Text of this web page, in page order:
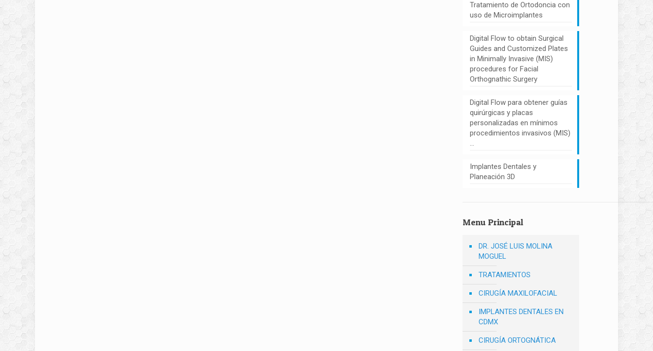
Tratamiento de Ortodoncia con
uso de Microimplantes
Digital Flow to obtain Surgical
Guides and Customized Plates
in Minimally Invasive (MIS)
procedures for Facial
Orthognathic Surgery
Digital Flow para obtener guías
quirúrgicas y placas
personalizadas en mínimos
procedimientos invasivos (MIS)
…
Implantes Dentales y
Planeación 3D
Menu Principal
DR. JOSÉ LUIS MOLINA
MOGUEL
TRATAMIENTOS
CIRUGÍA MAXILOFACIAL
IMPLANTES DENTALES EN
CDMX
CIRUGÍA ORTOGNÁTICA